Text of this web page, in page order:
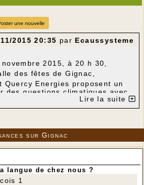
une nouvelle
2015 20:35 par Ecaussysteme
2015, à 20 h 30,
des fêtes de Gignac,
Quercy Energies proposent un
des questions climatiques avec
de la planète (équatorial, semi-
océanique, polaire).
véritablement entre les hommes
changement attend notre
du dérèglement climatique
aujourd'hui rapidement ? Un film
(www.gaelderive.fr)
Lire la suite
sur Gignac
langue de chez nous ?
1